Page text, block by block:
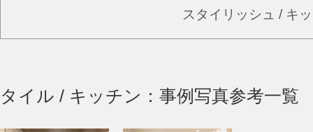
スタイリッシュ / キ
タイル / キッチン：事例写真参考一覧